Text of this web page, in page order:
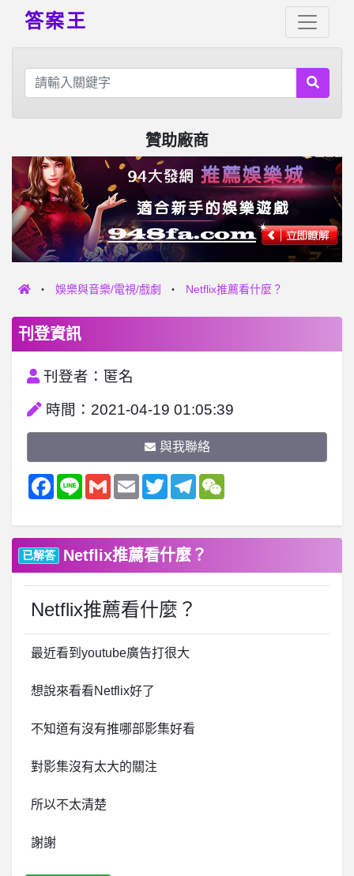
答案王
贊助廠商
娛樂與音樂/電視/戲劇 Netflix推薦看什麼？
刊登資訊
刊登者：匿名
時間：2021-04-19 01:05:39
與我聯絡
Facebook
Line GmailEmail TwitterTelegramWeChat
已解答 Netflix推薦看什麼？
Netflix推薦看什麼？
最近看到youtube廣告打很大
想說來看看Netflix好了
不知道有沒有推哪部影集好看
對影集沒有太大的關注
所以不太清楚
謝謝